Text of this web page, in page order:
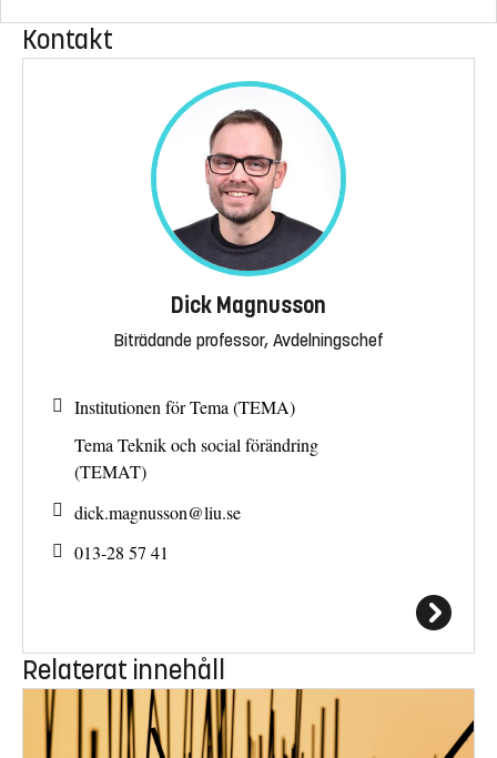
Kontakt
Dick Magnusson
Biträdande professor, Avdelningschef
Institutionen för Tema (TEMA)
Tema Teknik och social förändring
(TEMAT)
dick.magnusson@liu.se
013-28 57 41
Relaterat innehåll